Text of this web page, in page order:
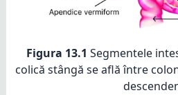
Figura 13.1 Segmentele
colică stângă se află între